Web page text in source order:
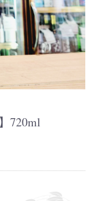
720ml